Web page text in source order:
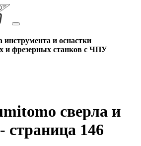
инструмента и оснастки
и фрезерных станков с ЧПУ
сверла и
страница 146